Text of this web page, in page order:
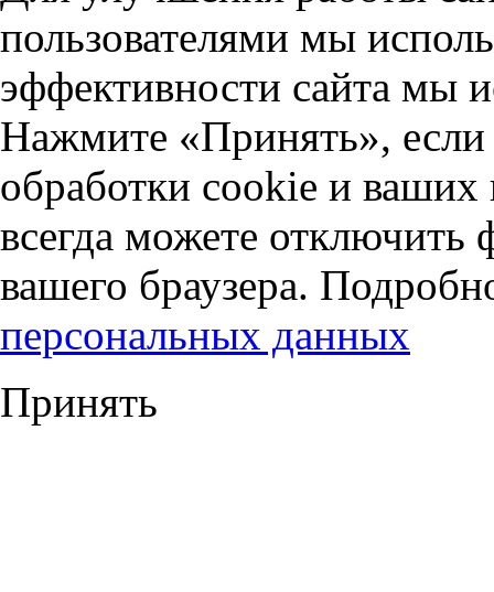
пользователями мы
эффективности сайта мы
Нажмите «Принять», если
обработки cookie и
всегда можете отключить
вашего браузера.
персональных данных
Принять